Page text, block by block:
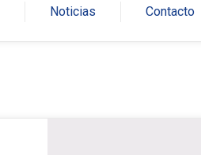
Noticias Contacto